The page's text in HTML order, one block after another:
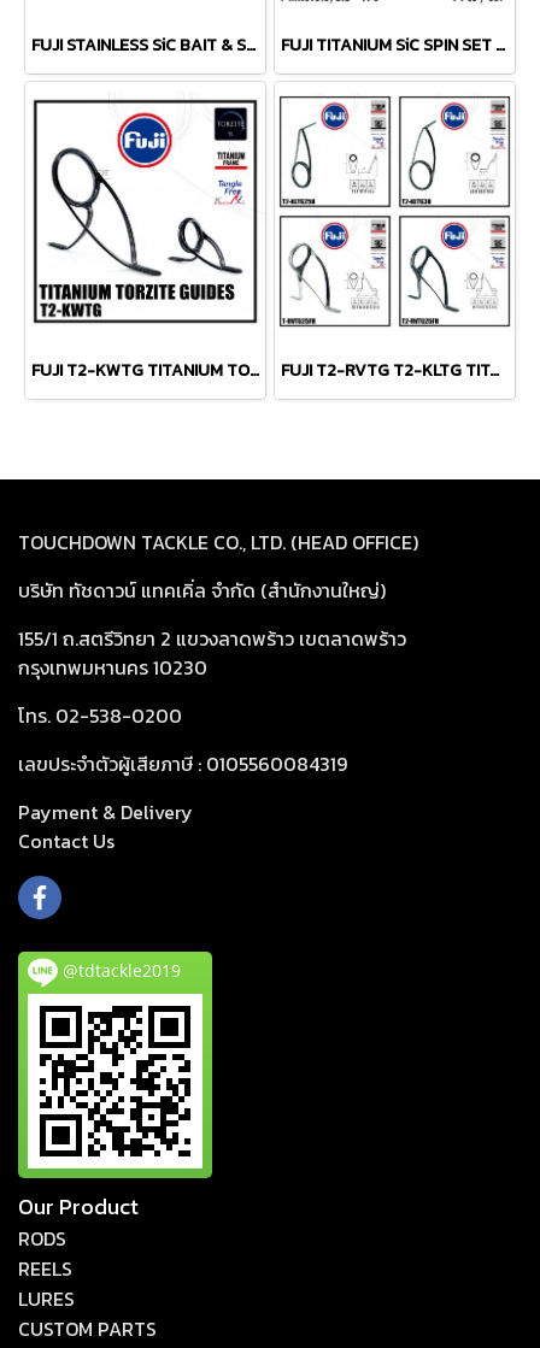
FUJI STAINLESS SiC BAIT & SPIN SET ยอดนิยม เซตเบทและสปิน ราคาเบาๆ ญี่ปุ่น 100% FUJI TITANIUM SiC SPIN SET 9 ตัวรวม TipTop เซตไกด์สปินงานโหด
FUJI T2-KWTG TITANIUM TORZITE มาตราฐานสูง ยอดนิยม ใช้กันทั่วโลก แท้ญี่ปุ่น 100% FUJI T2-RVTG T2-KLTG TITANIUM TORZITE มาตราฐานสูง ยอดนิยม ใช้กันทั่วโลก แท้ญี่ปุ่น 100%
TOUCHDOWN TACKLE CO., LTD. (HEAD OFFICE)
บริษัท ทัชดาวน์ แทคเคิ่ล จำกัด (สำนักงานใหญ่)
155/1 ถ.สตรีวิทยา 2 แขวงลาดพร้าว เขตลาดพร้าว
กรุงเทพมหานคร 10230
โทร. 02-538-0200
เลขประจำตัวผู้เสียภาษี : 0105560084319
Payment & Delivery
Contact Us
@tdtackle2019
Our Product
RODS
REELS
LURES
CUSTOM PARTS